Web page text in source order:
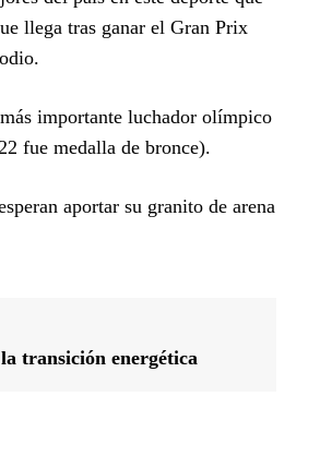
llega tras ganar el Gran Prix
importante luchador olímpico
fue medalla de bronce).
aportar su granito de arena
transición energética